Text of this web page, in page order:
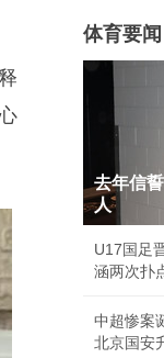
体育要闻
去年信
人
U17国足
涵两次扑
中超惨案
北京国安